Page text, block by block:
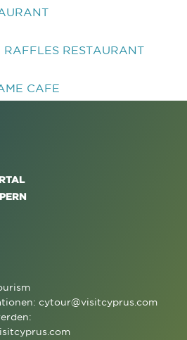
RESTAURANT
CAFE
cytour@visitcyprus.com